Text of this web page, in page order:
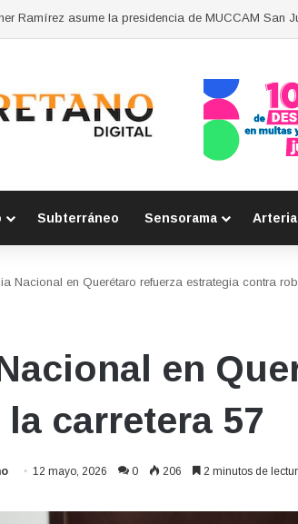
confirma pago de reparación del daño en caso de
Subterráneo Sensorama
Nacional en Querétaro refuerza estrategia contra
en
carretera 57
12 mayo, 2026 0 206 2 minutos de